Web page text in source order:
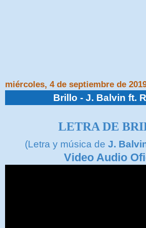
miércoles, 4 de septiembre de
Brillo - J. Balvin ft.
LETRA DE
(Letra y música de J.
Video Audio